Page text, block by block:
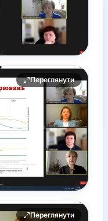
Переглянути
Переглянути